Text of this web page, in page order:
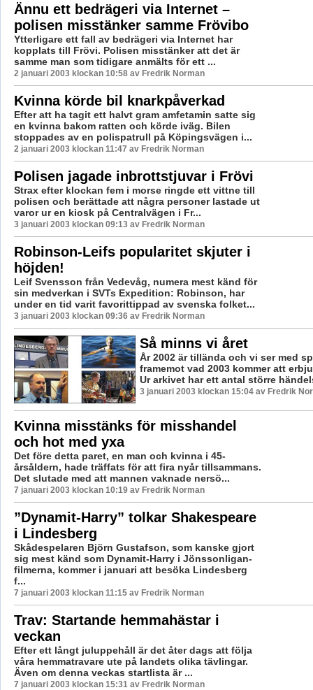
Ännu ett bedrägeri via Internet –
polisen misstänker samme Frövibo
Ytterligare ett fall av bedrägeri via Internet har
kopplats till Frövi. Polisen misstänker att det är
samme man som tidigare anmälts för ett ...
2 januari 2003 klockan 10:58 av Fredrik Norman
Kvinna körde bil knarkpåverkad
Efter att ha tagit ett halvt gram amfetamin satte sig
en kvinna bakom ratten och körde iväg. Bilen
stoppades av en polispatrull på Köpingsvägen i...
2 januari 2003 klockan 11:47 av Fredrik Norman
Polisen jagade inbrottstjuvar i Frövi
Strax efter klockan fem i morse ringde ett vittne till
polisen och berättade att några personer lastade ut
varor ur en kiosk på Centralvägen i Fr...
3 januari 2003 klockan 09:13 av Fredrik Norman
Robinson-Leifs popularitet skjuter i
höjden!
Leif Svensson från Vedevåg, numera mest känd för
sin medverkan i SVTs Expedition: Robinson, har
under en tid varit favorittippad av svenska folket...
3 januari 2003 klockan 09:36 av Fredrik Norman
Så minns vi året
År 2002 är tillända och vi ser med
framemot vad 2003 kommer att
Ur arkivet har ett antal större
3 januari 2003 klockan 15:04 av Fredrik
Kvinna misstänks för misshandel
och hot med yxa
Det före detta paret, en man och kvinna i 45-
årsåldern, hade träffats för att fira nyår tillsammans.
Det slutade med att mannen vaknade nersö...
7 januari 2003 klockan 10:19 av Fredrik Norman
”Dynamit-Harry” tolkar Shakespeare
i Lindesberg
Skådespelaren Björn Gustafson, som kanske gjort
sig mest känd som Dynamit-Harry i Jönssonligan-
filmerna, kommer i januari att besöka Lindesberg
f...
7 januari 2003 klockan 11:15 av Fredrik Norman
Trav: Startande hemmahästar i
veckan
Efter ett långt juluppehåll är det åter dags att följa
våra hemmatravare ute på landets olika tävlingar.
Även om denna veckas startlista är ...
7 januari 2003 klockan 15:31 av Fredrik Norman